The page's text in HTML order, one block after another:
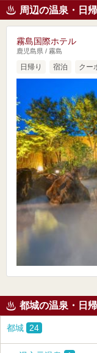
周辺の温泉・日
霧島国際ホテル
鹿児島県 / 霧島
日帰り 宿泊 クー
都城の温泉・日
都城 24